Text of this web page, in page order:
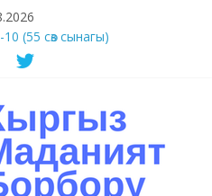
12 (55 сөз сынагы)
(55 сөз сынагы)
8 (55 сөз сынагы)
14 (55 сөз сынагы)